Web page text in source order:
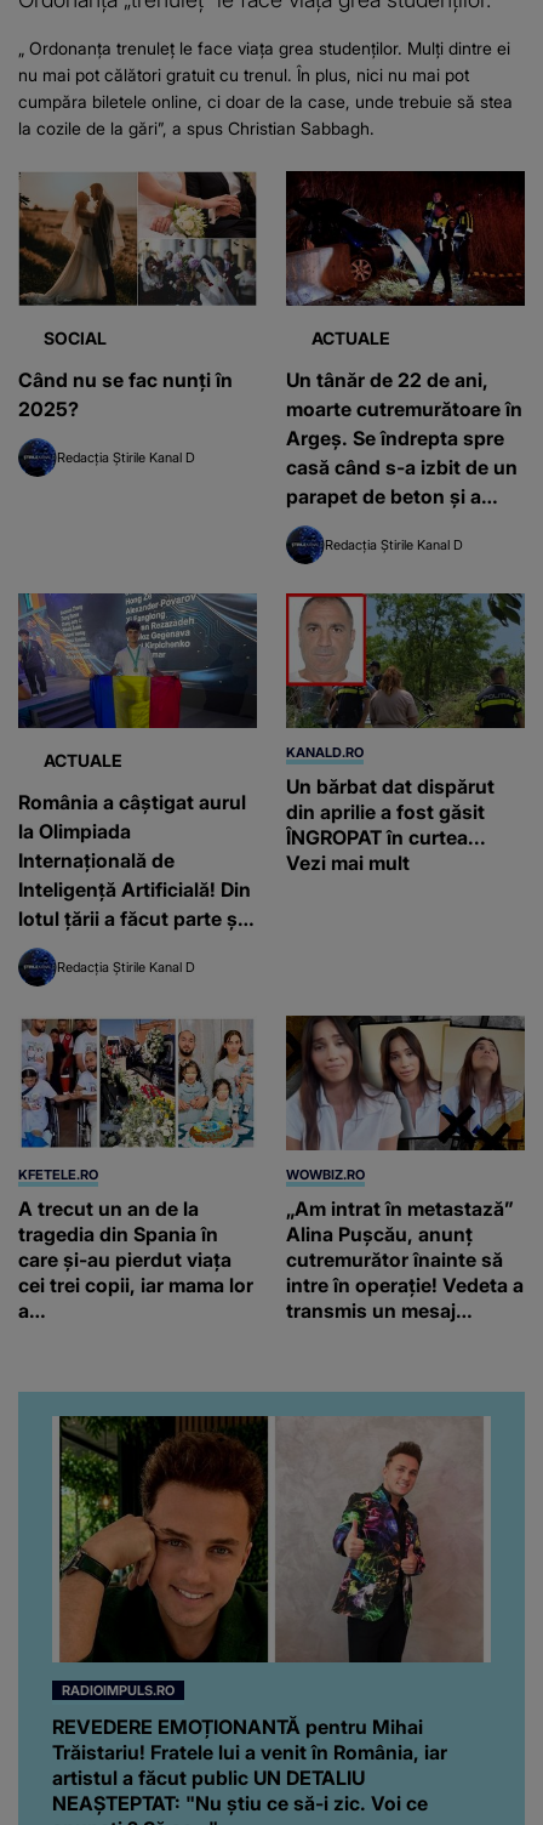
„ Ordonanța trenuleț le face viața grea studenților. Mulți dintre ei
nu mai pot călători gratuit cu trenul. În plus, nici nu mai pot
cumpăra biletele online, ci doar de la case, unde trebuie să stea
la cozile de la gări”, a spus Christian Sabbagh.
SOCIAL
Când nu se fac nunți în
2025?
Redacția Știrile Kanal D
ACTUALE
Un tânăr de 22 de ani,
moarte cutremurătoare în
Argeș. Se îndrepta spre
casă când s-a izbit de un
parapet de beton și a
pierit
Redacția Știrile Kanal D
ACTUALE
România a câștigat aurul
la Olimpiada
Internațională de
Inteligență Artificială! Din
lotul țării a făcut parte și
David Georgescu, elev în
Timișoara
Redacția Știrile Kanal D
KANALD.RO
Un bărbat dat dispărut
din aprilie a fost găsit
ÎNGROPAT în curtea...
Vezi mai mult
KFETELE.RO
A trecut un an de la
tragedia din Spania în
care și-au pierdut viața
cei trei copii, iar mama lor
a…
WOWBIZ.RO
„Am intrat în metastază”
Alina Pușcău, anunț
cutremurător înainte să
intre în operație! Vedeta a
transmis un mesaj
RADIOIMPULS.RO
REVEDERE EMOȚIONANTĂ pentru Mihai
Trăistariu! Fratele lui a venit în România, iar
artistul a făcut public UN DETALIU
NEAȘTEPTAT: "Nu știu ce să-i zic. Voi ce